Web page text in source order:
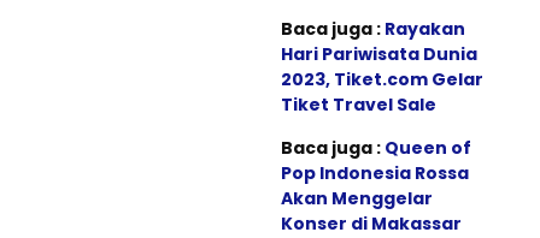
Baca juga : Rayakan
Hari Pariwisata Dunia
2023, Tiket.com Gelar
Tiket Travel Sale
Baca juga : Queen of
Pop Indonesia Rossa
Akan Menggelar
Konser di Makassar